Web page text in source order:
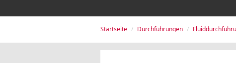
Startseite Durchführungen